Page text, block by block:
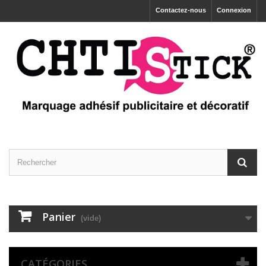
Connexion
Contactez-nous
Panier (vide)